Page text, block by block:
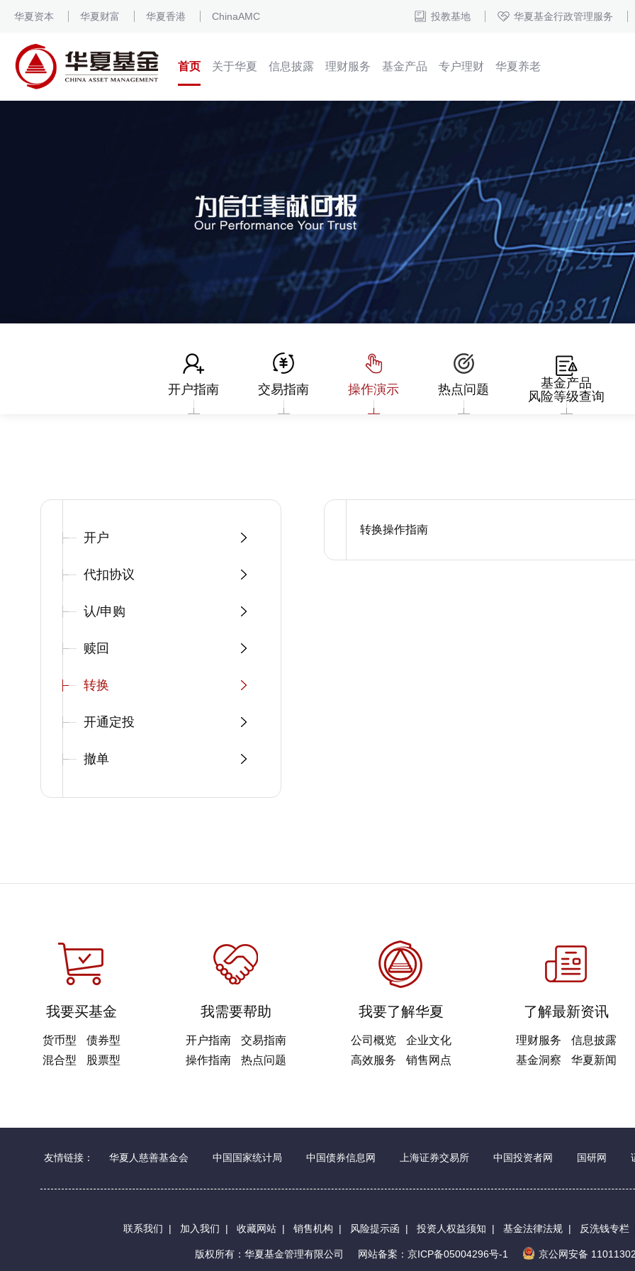
华夏资本 华夏财富 华夏香港 ChinaAMC 投教基地 华夏基金行政管理服务
首页 关于华夏 信息披露 理财服务 基金产品 专户理财 华夏养老
开户指南 交易指南 操作演示 热点问题
基金产品
风险等级查询
开户
代扣协议
认/申购
赎回
转换
开通定投
撤单
转换操作指南
我要买基金
货币型
债券型
混合型
股票型
我需要帮助
开户指南
交易指南
操作指南
热点问题
我要了解华夏
公司概览
企业文化
高效服务
销售网点
了解最新资讯
理财服务
信息披露
基金洞察
华夏新闻
友情链接： 华夏人慈善基金会 中国国家统计局 中国债券信息网 上海证券交易所 中国投资者网 国研网
联系我们 | 加入我们 | 收藏网站 | 销售机构 | 风险提示函 | 投资人权益须知 | 基金法律法规 | 反洗钱专栏
版权所有：华夏基金管理有限公司 网站备案：京ICP备05004296号-1 京公网安备